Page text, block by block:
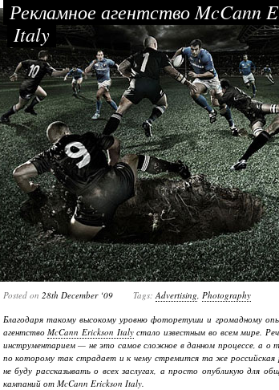
Рекламное агентство McCann
Italy
Posted on 28th December ‘09 Tags: Advertising, Photography
Благодаря такому высокому уровню фоторетуши и громадному
агентствоMcCann Erickson Italyстало известным во всем мире.
инструментарием — не это самое сложное в данном процессе, а о
по которому так страдает и к чему стремится та же российская
не буду рассказывать о всех заслугах, а просто опубликую для
кампаний от McCann Erickson Italy.